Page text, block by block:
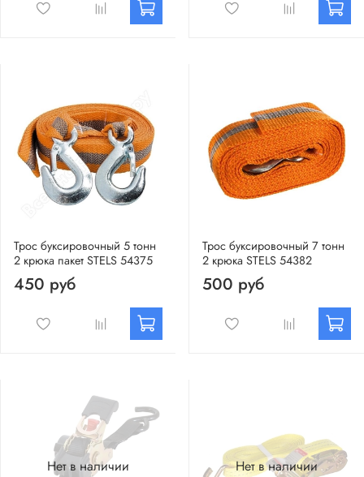
Трос буксировочный 5 тонн
2 крюка пакет STELS 54375
450 руб
Трос буксировочный 7 тонн
2 крюка STELS 54382
500 руб
Нет в наличии Нет в наличии